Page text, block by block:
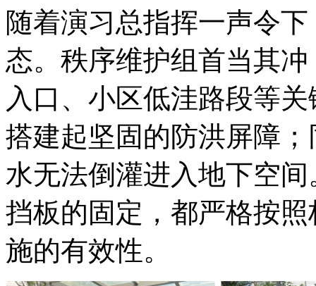
随着演习总指挥一声令
态。秩序维护组首当其
入口、小区低洼路段等
搭建起坚固的防洪屏障
水无法倒灌进入地下空
挡板的固定，都严格按
施的有效性。